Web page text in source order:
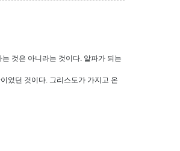
것은 아니라는 것이다. 알파가 되는
었던 것이다. 그리스도가 가지고 온